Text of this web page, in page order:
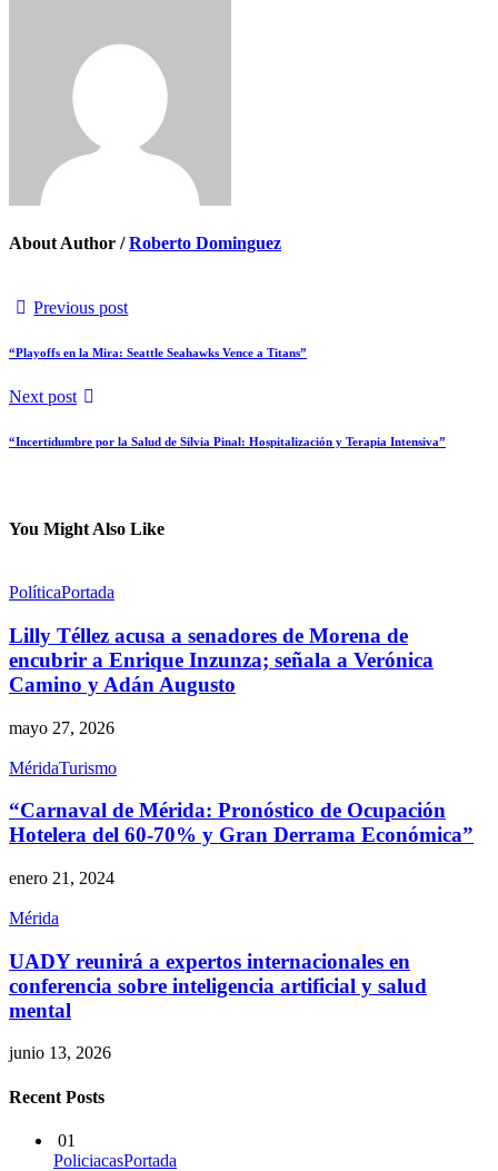
About Author /Roberto Dominguez
Previous post
“Playoffs en la Mira: Seattle Seahawks Vence a Titans”
Next post
“Incertidumbre por la Salud de Silvia Pinal: Hospitalización y Terapia Intensiva”
You Might Also Like
PolíticaPortada
Lilly Téllez acusa a senadores de Morena de
encubrir a Enrique Inzunza; señala a Verónica
Camino y Adán Augusto
mayo 27, 2026
MéridaTurismo
“Carnaval de Mérida: Pronóstico de Ocupación
Hotelera del 60-70% y Gran Derrama Económica”
enero 21, 2024
Mérida
UADY reunirá a expertos internacionales en
conferencia sobre inteligencia artificial y salud
mental
junio 13, 2026
Recent Posts
01
PoliciacasPortada